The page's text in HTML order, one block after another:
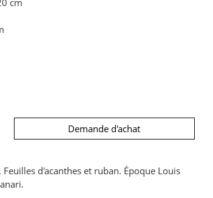
cm
Demande d'achat
d'acanthes et ruban. Époque Louis